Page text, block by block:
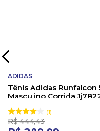
ADIDAS
Tênis Adidas Runfalcon
Masculino Corrida
1
R$ 444,43